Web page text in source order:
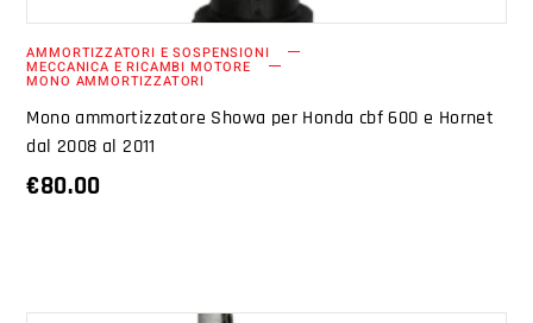
AMMORTIZZATORI E SOSPENSIONI
MECCANICA E RICAMBI MOTORE
MONO AMMORTIZZATORI
Mono ammortizzatore Showa per Honda cbf 600 e Hornet
dal 2008 al 2011
€80.00